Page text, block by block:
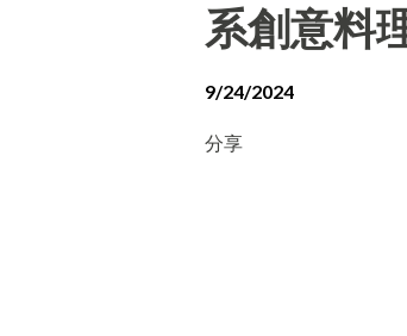
系創意料
9/24/2024
分享